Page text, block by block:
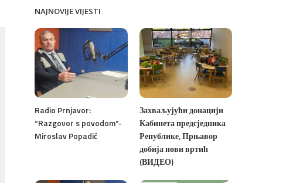
NAJNOVIJE VIJESTI
Radio Prnjavor:
“Razgovor s povodom”-
Miroslav Popadić
Захваљујући донацији
Кабинета предсједника
Републике, Прњавор
добија нови вртић
(ВИДЕО)